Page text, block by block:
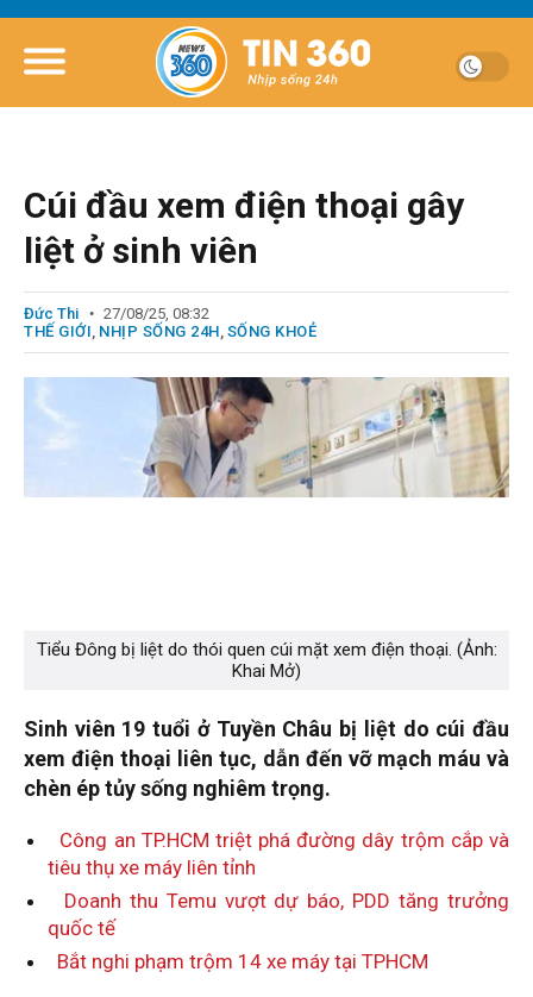
Cúi đầu xem điện thoại gây
liệt ở sinh viên
Đức Thi
27/08/25, 08:32
THẾ GIỚI, NHỊP SỐNG 24H, SỐNG KHOẺ
Tiểu Đông bị liệt do thói quen cúi mặt xem điện thoại. (Ảnh:
Khai Mở)
Sinh viên 19 tuổi ở Tuyền Châu bị liệt do cúi đầu
xem điện thoại liên tục, dẫn đến vỡ mạch máu và
chèn ép tủy sống nghiêm trọng.
Công an TP.HCM triệt phá đường dây trộm cắp và
tiêu thụ xe máy liên tỉnh
Doanh thu Temu vượt dự báo, PDD tăng trưởng
quốc tế
Bắt nghi phạm trộm 14 xe máy tại TPHCM